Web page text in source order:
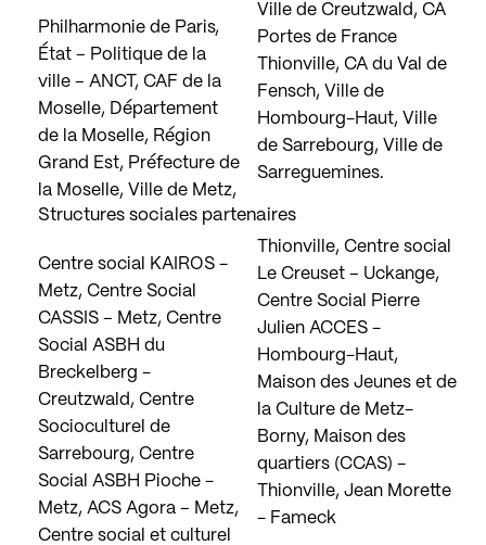
Philharmonie de Paris,
État – Politique de la
ville – ANCT, CAF de la
Moselle, Département
de la Moselle, Région
Grand Est, Préfecture de
la Moselle, Ville de Metz,
Ville de Creutzwald, CA
Portes de France
Thionville, CA du Val de
Fensch, Ville de
Hombourg-Haut, Ville
de Sarrebourg, Ville de
Sarreguemines.
Structures sociales partenaires
Centre social KAIROS -
Metz, Centre Social
CASSIS – Metz, Centre
Social ASBH du
Breckelberg -
Creutzwald, Centre
Socioculturel de
Sarrebourg, Centre
Social ASBH Pioche -
Metz, ACS Agora – Metz,
Centre social et culturel
Thionville, Centre social
Le Creuset – Uckange,
Centre Social Pierre
Julien ACCES -
Hombourg-Haut,
Maison des Jeunes et de
la Culture de Metz-
Borny, Maison des
quartiers (CCAS) -
Thionville, Jean Morette
- Fameck